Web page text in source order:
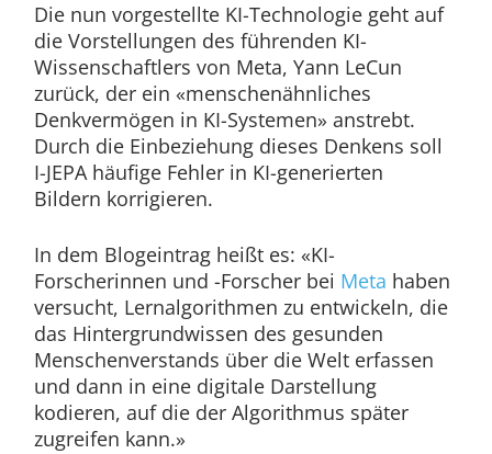
Die nun vorgestellte KI-Technologie geht auf
die Vorstellungen des führenden KI-
Wissenschaftlers von Meta, Yann LeCun
zurück, der ein «menschenähnliches
Denkvermögen in KI-Systemen» anstrebt.
Durch die Einbeziehung dieses Denkens soll
I-JEPA häufige Fehler in KI-generierten
Bildern korrigieren.
In dem Blogeintrag heißt es: «KI-
Forscherinnen und -Forscher bei Meta haben
versucht, Lernalgorithmen zu entwickeln, die
das Hintergrundwissen des gesunden
Menschenverstands über die Welt erfassen
und dann in eine digitale Darstellung
kodieren, auf die der Algorithmus später
zugreifen kann.»